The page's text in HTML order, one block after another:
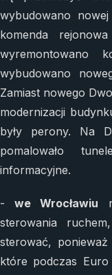
wybudowano
komenda
wyremontowano
wybudowano
Zamiast nowego
modernizacji
były perony. Na
pomalowało
informacyjne.
-we Wrocławiu
sterowania
sterować,
które podczas